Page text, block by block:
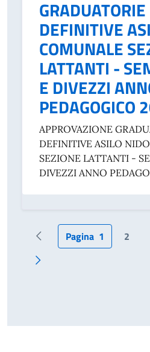
GRADUATORIE
DEFINITIVE
COMUNALE
LATTANTI -
E DIVEZZI
APPROVAZIONE
DEFINITIVE ASILO
SEZIONE LATTANTI -
DIVEZZI ANNO
Pagina precedente
Pagina 1 2
Pagina successiva